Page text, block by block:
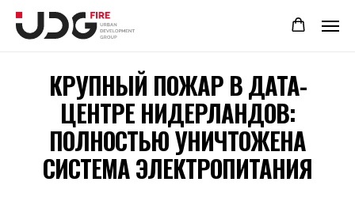
КРУПНЫЙ ПОЖАР В ДАТА-
ЦЕНТРЕ НИДЕРЛАНДОВ:
ПОЛНОСТЬЮ УНИЧТОЖЕНА
СИСТЕМА ЭЛЕКТРОПИТАНИЯ